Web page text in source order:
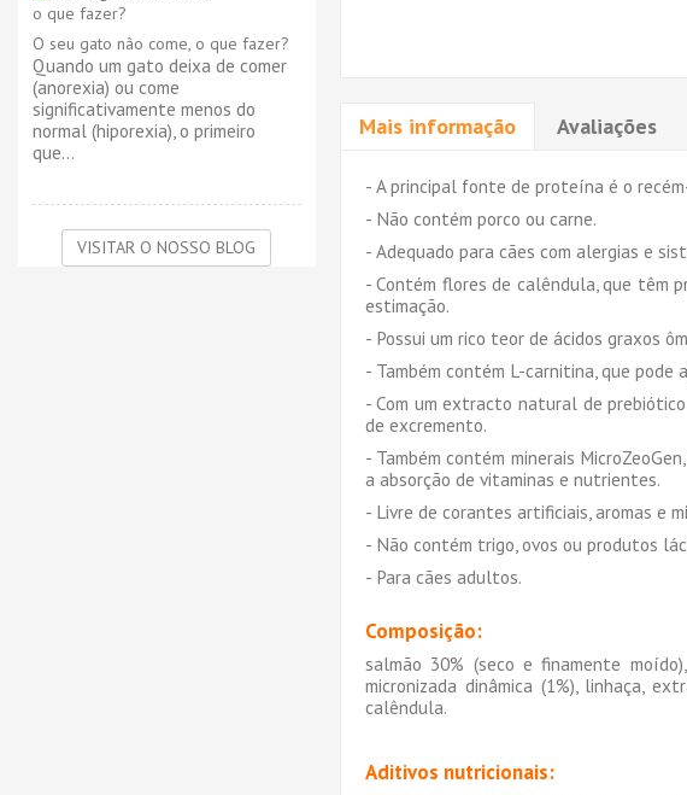
Mais informação Avaliações
- A principal fonte de proteína é o
- Não contém porco ou carne.
- Adequado para cães com alergias e
- Contém flores de calêndula, que têm
estimação.
- Possui um rico teor de ácidos graxos
- Também contém L-carnitina, que pode
- Com um extracto natural de
de excremento.
- Também contém minerais
a absorção de vitaminas e nutrientes.
- Livre de corantes artificiais, aromas e
- Não contém trigo, ovos ou produtos
- Para cães adultos.
Composição:
salmão 30% (seco e finamente
micronizada dinâmica (1%), linhaça,
calêndula.
Aditivos nutricionais:
O seu gato não come, o que fazer?
Quando um gato deixa de comer
(anorexia) ou come
significativamente menos do
normal (hiporexia), o primeiro
que...
VISITAR O NOSSO BLOG